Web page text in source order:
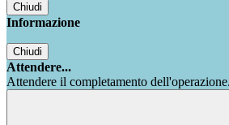
Chiudi
Informazione
Chiudi
Attendere...
Attendere il completamento